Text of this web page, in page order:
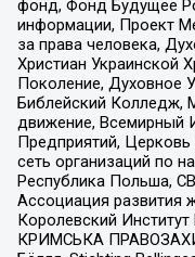
фонд, Фонд Будущее
информации, Проект
за права человека,
Христиан Украинской
Поколение, Духовное
Библейский Колледж,
движение, Всемирный
Предприятий, Церковь
сеть организаций по
Республика Польша,
Ассоциация развития
Королевский
КРИМСЬКА